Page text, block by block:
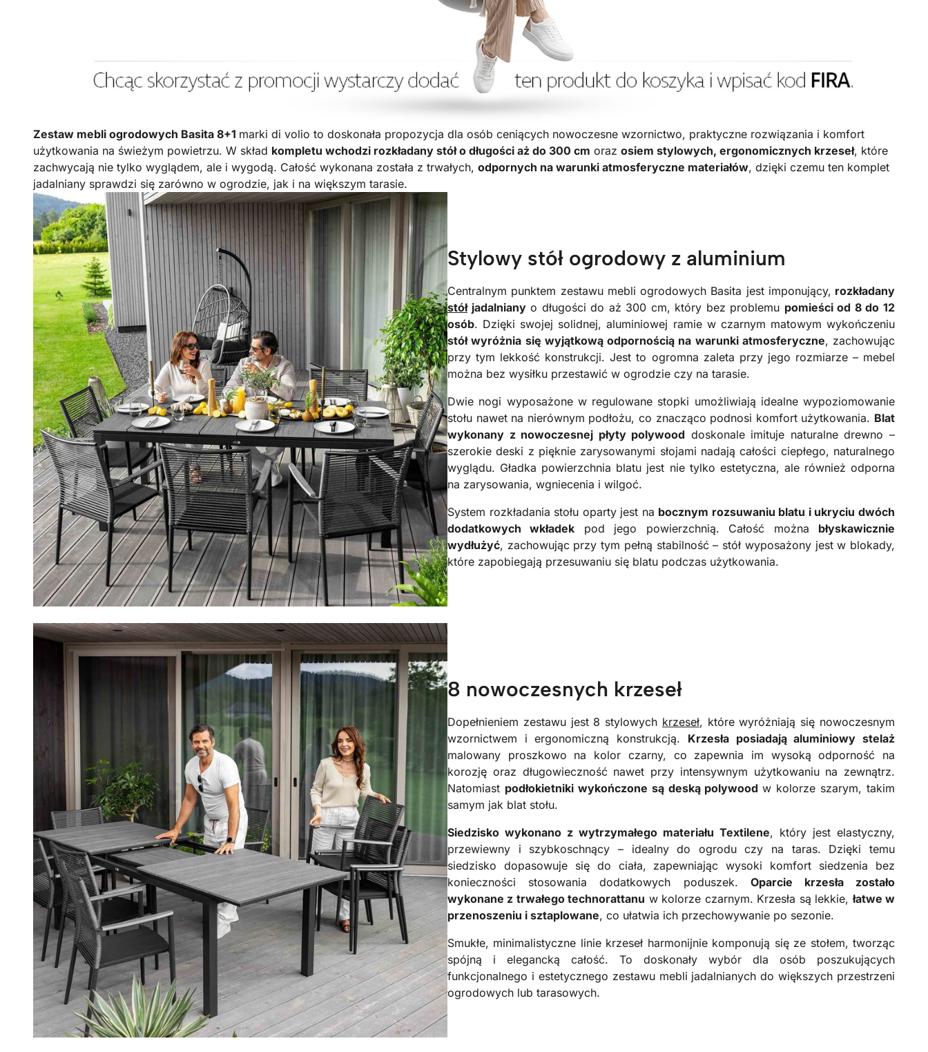
Zestaw mebli ogrodowych Basita 8+1 marki di volio to doskonała propozycja dla osób ceniących nowoczesne wzornictwo, praktyczne rozwiązania i komfort
użytkowania na świeżym powietrzu. W skład kompletu wchodzi rozkładany stół o długości aż do 300 cm oraz osiem stylowych, ergonomicznych krzeseł, które
zachwycają nie tylko wyglądem, ale i wygodą. Całość wykonana została z trwałych, odpornych na warunki atmosferyczne materiałów, dzięki czemu ten komplet
jadalniany sprawdzi się zarówno w ogrodzie, jak i na większym tarasie.
Stylowy stół ogrodowy z aluminium
Centralnym punktem zestawu mebli ogrodowych Basita jest imponujący, rozkładany
stółjadalnianyo długości do aż 300 cm, który bez problemu pomieści od 8 do 12
osób. Dzięki swojej solidnej, aluminiowej ramie w czarnym matowym wykończeniu
stół wyróżnia się wyjątkową odpornością na warunki atmosferyczne, zachowując
przy tym lekkość konstrukcji. Jest to ogromna zaleta przy jego rozmiarze – mebel
można bez wysiłku przestawić w ogrodzie czy na tarasie.
Dwie nogi wyposażone w regulowane stopki umożliwiają idealne wypoziomowanie
stołu nawet na nierównym podłożu, co znacząco podnosi komfort użytkowania. Blat
wykonany z nowoczesnej płyty polywood doskonale imituje naturalne drewno –
szerokie deski z pięknie zarysowanymi słojami nadają całości ciepłego, naturalnego
wyglądu. Gładka powierzchnia blatu jest nie tylko estetyczna, ale również odporna
na zarysowania, wgniecenia i wilgoć.
System rozkładania stołu oparty jest na bocznym rozsuwaniu blatu i ukryciu dwóch
dodatkowych wkładek pod jego powierzchnią. Całość można błyskawicznie
wydłużyć, zachowując przy tym pełną stabilność – stół wyposażony jest w blokady,
które zapobiegają przesuwaniu się blatu podczas użytkowania.
8 nowoczesnych krzeseł
Dopełnieniem zestawu jest 8 stylowych krzeseł, które wyróżniają się nowoczesnym
wzornictwem i ergonomiczną konstrukcją. Krzesła posiadają aluminiowy stelaż
malowany proszkowo na kolor czarny, co zapewnia im wysoką odporność na
korozję oraz długowieczność nawet przy intensywnym użytkowaniu na zewnątrz.
Natomiast podłokietniki wykończone są deską polywoodw kolorze szarym, takim
samym jak blat stołu.
Siedzisko wykonano z wytrzymałego materiału Textilene, który jest elastyczny,
przewiewny i szybkoschnący – idealny do ogrodu czy na taras. Dzięki temu
siedzisko dopasowuje się do ciała, zapewniając wysoki komfort siedzenia bez
konieczności stosowania dodatkowych poduszek. Oparcie krzesła zostało
wykonane z trwałego technorattanu w kolorze czarnym. Krzesła są lekkie,łatwe w
przenoszeniu i sztaplowane, co ułatwia ich przechowywanie po sezonie.
Smukłe, minimalistyczne linie krzeseł harmonijnie komponują się ze stołem, tworząc
spójną i elegancką całość. To doskonały wybór dla osób poszukujących
funkcjonalnego i estetycznego zestawu mebli jadalnianych do większych przestrzeni
ogrodowych lub tarasowych.